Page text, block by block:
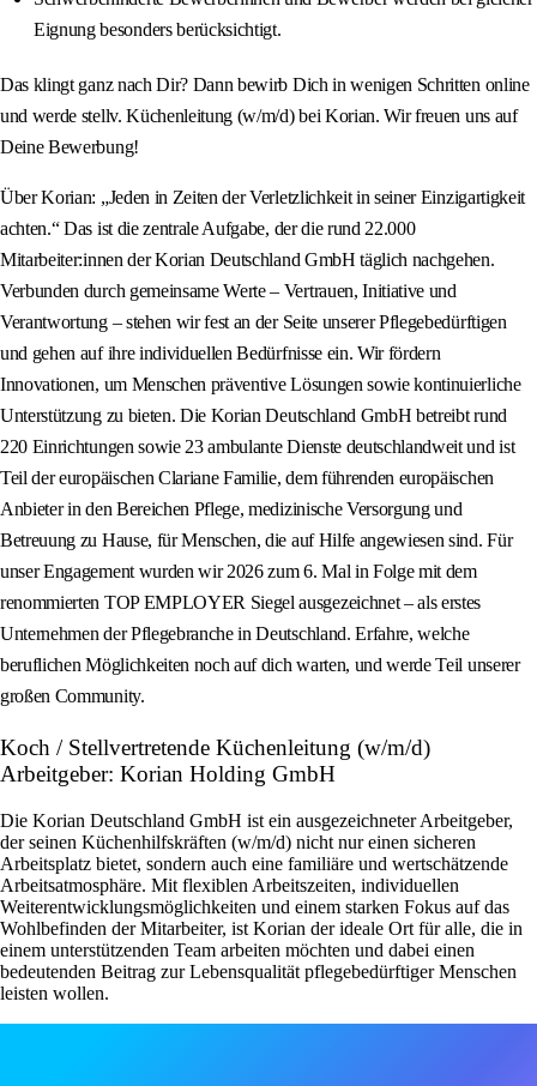
Eignung besonders berücksichtigt.
Das klingt ganz nach Dir? Dann bewirb Dich in wenigen Schritten online
und werde stellv. Küchenleitung (w/m/d) bei Korian. Wir freuen uns auf
Deine Bewerbung!
Über Korian: „Jeden in Zeiten der Verletzlichkeit in seiner Einzigartigkeit
achten.“ Das ist die zentrale Aufgabe, der die rund 22.000
Mitarbeiter:innen der Korian Deutschland GmbH täglich nachgehen.
Verbunden durch gemeinsame Werte – Vertrauen, Initiative und
Verantwortung – stehen wir fest an der Seite unserer Pflegebedürftigen
und gehen auf ihre individuellen Bedürfnisse ein. Wir fördern
Innovationen, um Menschen präventive Lösungen sowie kontinuierliche
Unterstützung zu bieten. Die Korian Deutschland GmbH betreibt rund
220 Einrichtungen sowie 23 ambulante Dienste deutschlandweit und ist
Teil der europäischen Clariane Familie, dem führenden europäischen
Anbieter in den Bereichen Pflege, medizinische Versorgung und
Betreuung zu Hause, für Menschen, die auf Hilfe angewiesen sind. Für
unser Engagement wurden wir 2026 zum 6. Mal in Folge mit dem
renommierten TOP EMPLOYER Siegel ausgezeichnet – als erstes
Unternehmen der Pflegebranche in Deutschland. Erfahre, welche
beruflichen Möglichkeiten noch auf dich warten, und werde Teil unserer
großen Community.
Koch / Stellvertretende Küchenleitung (w/m/d)
Arbeitgeber: Korian Holding GmbH
Die Korian Deutschland GmbH ist ein ausgezeichneter Arbeitgeber,
der seinen Küchenhilfskräften (w/m/d) nicht nur einen sicheren
Arbeitsplatz bietet, sondern auch eine familiäre und wertschätzende
Arbeitsatmosphäre. Mit flexiblen Arbeitszeiten, individuellen
Weiterentwicklungsmöglichkeiten und einem starken Fokus auf das
Wohlbefinden der Mitarbeiter, ist Korian der ideale Ort für alle, die in
einem unterstützenden Team arbeiten möchten und dabei einen
bedeutenden Beitrag zur Lebensqualität pflegebedürftiger Menschen
leisten wollen.